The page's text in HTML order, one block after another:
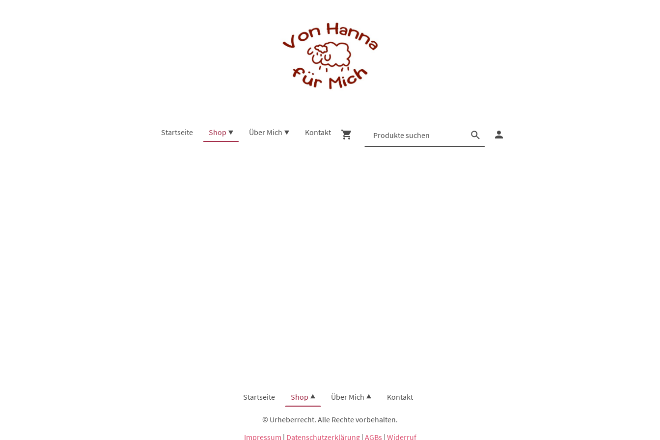
Startseite Shop Über Mich Kontakt
Startseite Shop Über Mich Kontakt
© Urheberrecht. Alle Rechte vorbehalten.
Impressum | Datenschutzerklärung| AGBs | Widerruf